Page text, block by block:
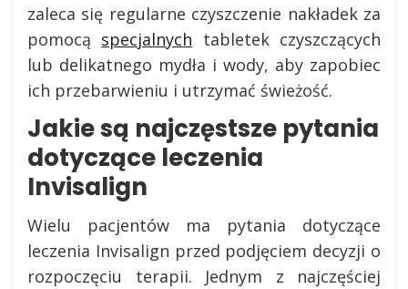
zaleca się regularne czyszczenie nakładek za
pomocą specjalnych tabletek czyszczących
lub delikatnego mydła i wody, aby zapobiec
ich przebarwieniu i utrzymać świeżość.
Jakie są najczęstsze pytania
dotyczące leczenia
Invisalign
Wielu pacjentów ma pytania dotyczące
leczenia Invisalign przed podjęciem decyzji o
rozpoczęciu terapii. Jednym z najczęściej